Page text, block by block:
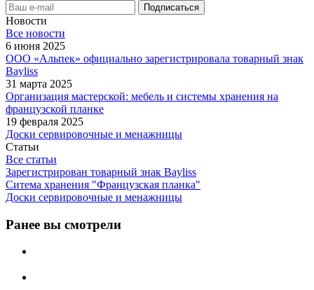
Новости
Все новости
6 июня 2025
ООО «Альпек» официально зарегистрировала товарный знак
Bayliss
31 марта 2025
Организация мастерской: мебель и системы хранения на
французской планке
19 февраля 2025
Доски сервировочные и менажницы
Статьи
Все статьи
Зарегистрирован товарный знак Bayliss
Ситема хранения "Французская планка"
Доски сервировочные и менажницы
Ранее вы смотрели